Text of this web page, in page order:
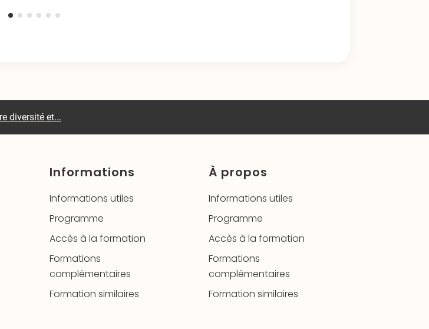
diversité et...
Informations
Informations utiles
Programme
Accès à la formation
Formations
complémentaires
Formation similaires
À propos
Informations utiles
Programme
Accès à la formation
Formations
complémentaires
Formation similaires